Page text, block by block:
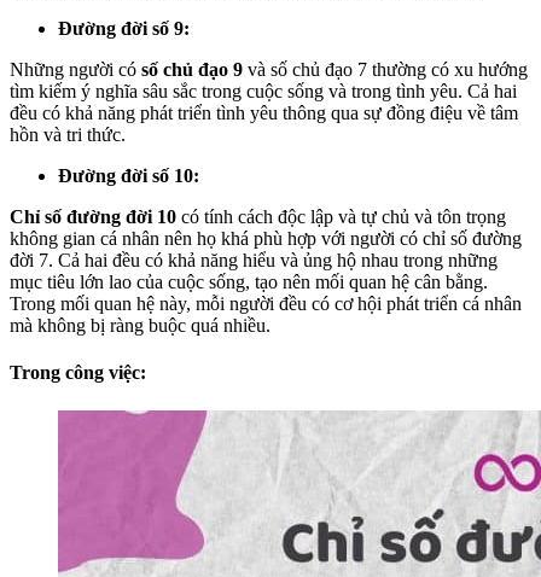
Đường đời số 9:
Những người có số chủ đạo 9 và số chủ đạo 7 thường có xu hướng
tìm kiếm ý nghĩa sâu sắc trong cuộc sống và trong tình yêu. Cả hai
đều có khả năng phát triển tình yêu thông qua sự đồng điệu về tâm
hồn và tri thức.
Đường đời số 10:
Chỉ số đường đời 10 có tính cách độc lập và tự chủ và tôn trọng
không gian cá nhân nên họ khá phù hợp với người có chỉ số đường
đời 7. Cả hai đều có khả năng hiểu và ủng hộ nhau trong những
mục tiêu lớn lao của cuộc sống, tạo nên mối quan hệ cân bằng.
Trong mối quan hệ này, mỗi người đều có cơ hội phát triển cá nhân
mà không bị ràng buộc quá nhiều.
Trong công việc: